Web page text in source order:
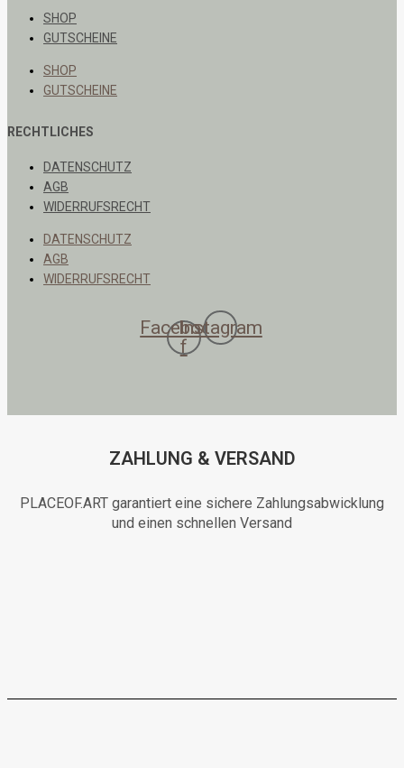
SHOP
GUTSCHEINE
SHOP
GUTSCHEINE
RECHTLICHES
DATENSCHUTZ
AGB
WIDERRUFSRECHT
DATENSCHUTZ
AGB
WIDERRUFSRECHT
Facebook-
f
Instagram
ZAHLUNG & VERSAND
PLACEOF.ART garantiert eine sichere Zahlungsabwicklung
und einen schnellen Versand